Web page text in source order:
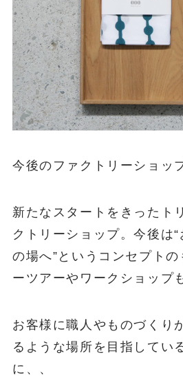
今後のファクトリーショッ
新たなスタートをきったト
クトリーショップ。今後は
の場へ”というコンセプトの
ーツアーやワークショップ
お客様に職人やものづくり
るような場所を目指してい
に、、